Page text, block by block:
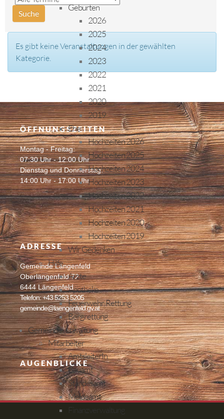
Geburten
2026
2025
2024
2023
2022
2021
2020
2019
Ehe
Hochzeiten 2026
Hochzeiten 2025
Hochzeiten 2024
Hochzeiten 2023
Hochzeiten 2022
Hochzeiten 2021
Hochzeiten 2020
Hochzeiten 2019
Wir Gedenken
Hilfe
Ärzte
Apotheke
Feuerwehr, Rettung
Bergrettung
Gemeindeverwaltung
Mitarbeiter
AmtsleiterIn
Bauamt
Standesamt
Meldeamt
Finanzverwaltung
Es gibt keine Veranstaltungen in der gewählten
Kategorie.
ÖFFNUNGSZEITEN
Montag - Freitag:
07:30 Uhr - 12:00 Uhr
Dienstag und Donnerstag:
14:00 Uhr - 17:00 Uhr
ADRESSE
Gemeinde Längenfeld
Oberlängenfeld 72
6444 Längenfeld
Telefon: +43 5253 5205
gemeinde@laengenfeld.gv.at
AUGENBLICKE